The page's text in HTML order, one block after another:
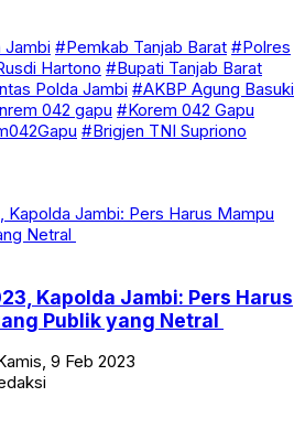
Jambi #Pemkab Tanjab Barat #Polres
Hartono #Bupati Tanjab Barat
Polda Jambi #AKBP Agung Basuki
042 gapu #Korem 042 Gapu
#Brigjen TNI Supriono
Kapolda Jambi: Pers Harus
Publik yang Netral
9 Feb 2023